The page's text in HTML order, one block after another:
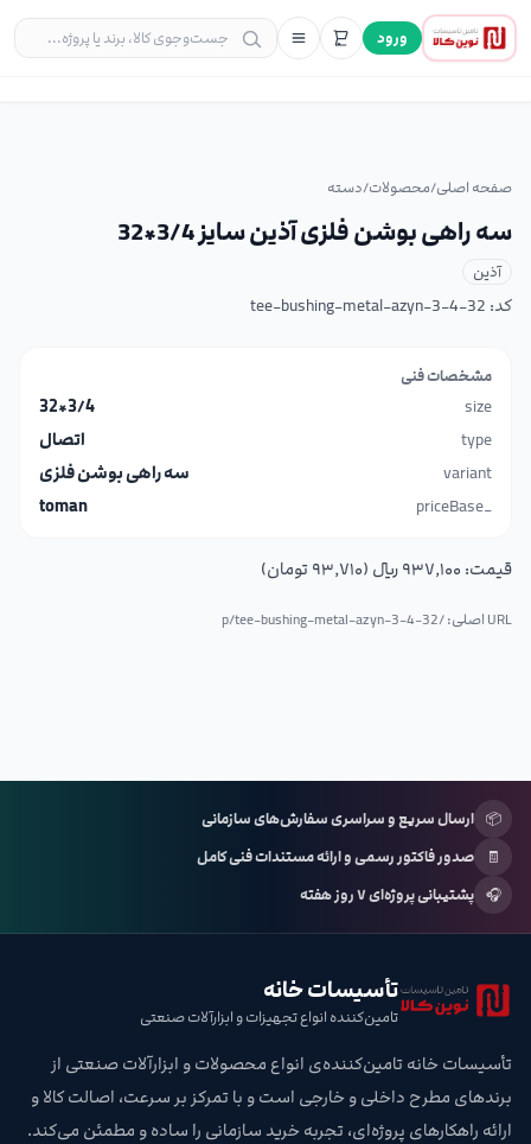
ورود
صفحه اصلی/محصولات/دسته
سه راهی بوشن فلزی آذین سایز 3/4*32
آذین
کد: tee-bushing-metal-azyn-3-4-32
مشخصات فنی
size
3/4*32
type
اتصال
variant
سه راهی بوشن فلزی
_priceBase
toman
قیمت: ۹۳۷٬۱۰۰ ریال (۹۳٬۷۱۰ تومان)
URL اصلی: /p/ tee-bushing-metal-azyn-3-4-32
📦 ارسال سریع و سراسری سفارش‌های سازمانی
🧾
صدور فاکتور رسمی و ارائه مستندات فنی کامل
🎧 پشتیبانی پروژه‌ای ۷ روز هفته
تأسیسات خانه
تامین‌کننده انواع تجهیزات و ابزارآلات صنعتی
تأسیسات خانه تامین‌کننده‌ی انواع محصولات و ابزارآلات صنعتی از
برندهای مطرح داخلی و خارجی است و با تمرکز بر سرعت، اصالت کالا و
ارائه راهکارهای پروژه‌ای، تجربه خرید سازمانی را ساده و مطمئن می‌کند.